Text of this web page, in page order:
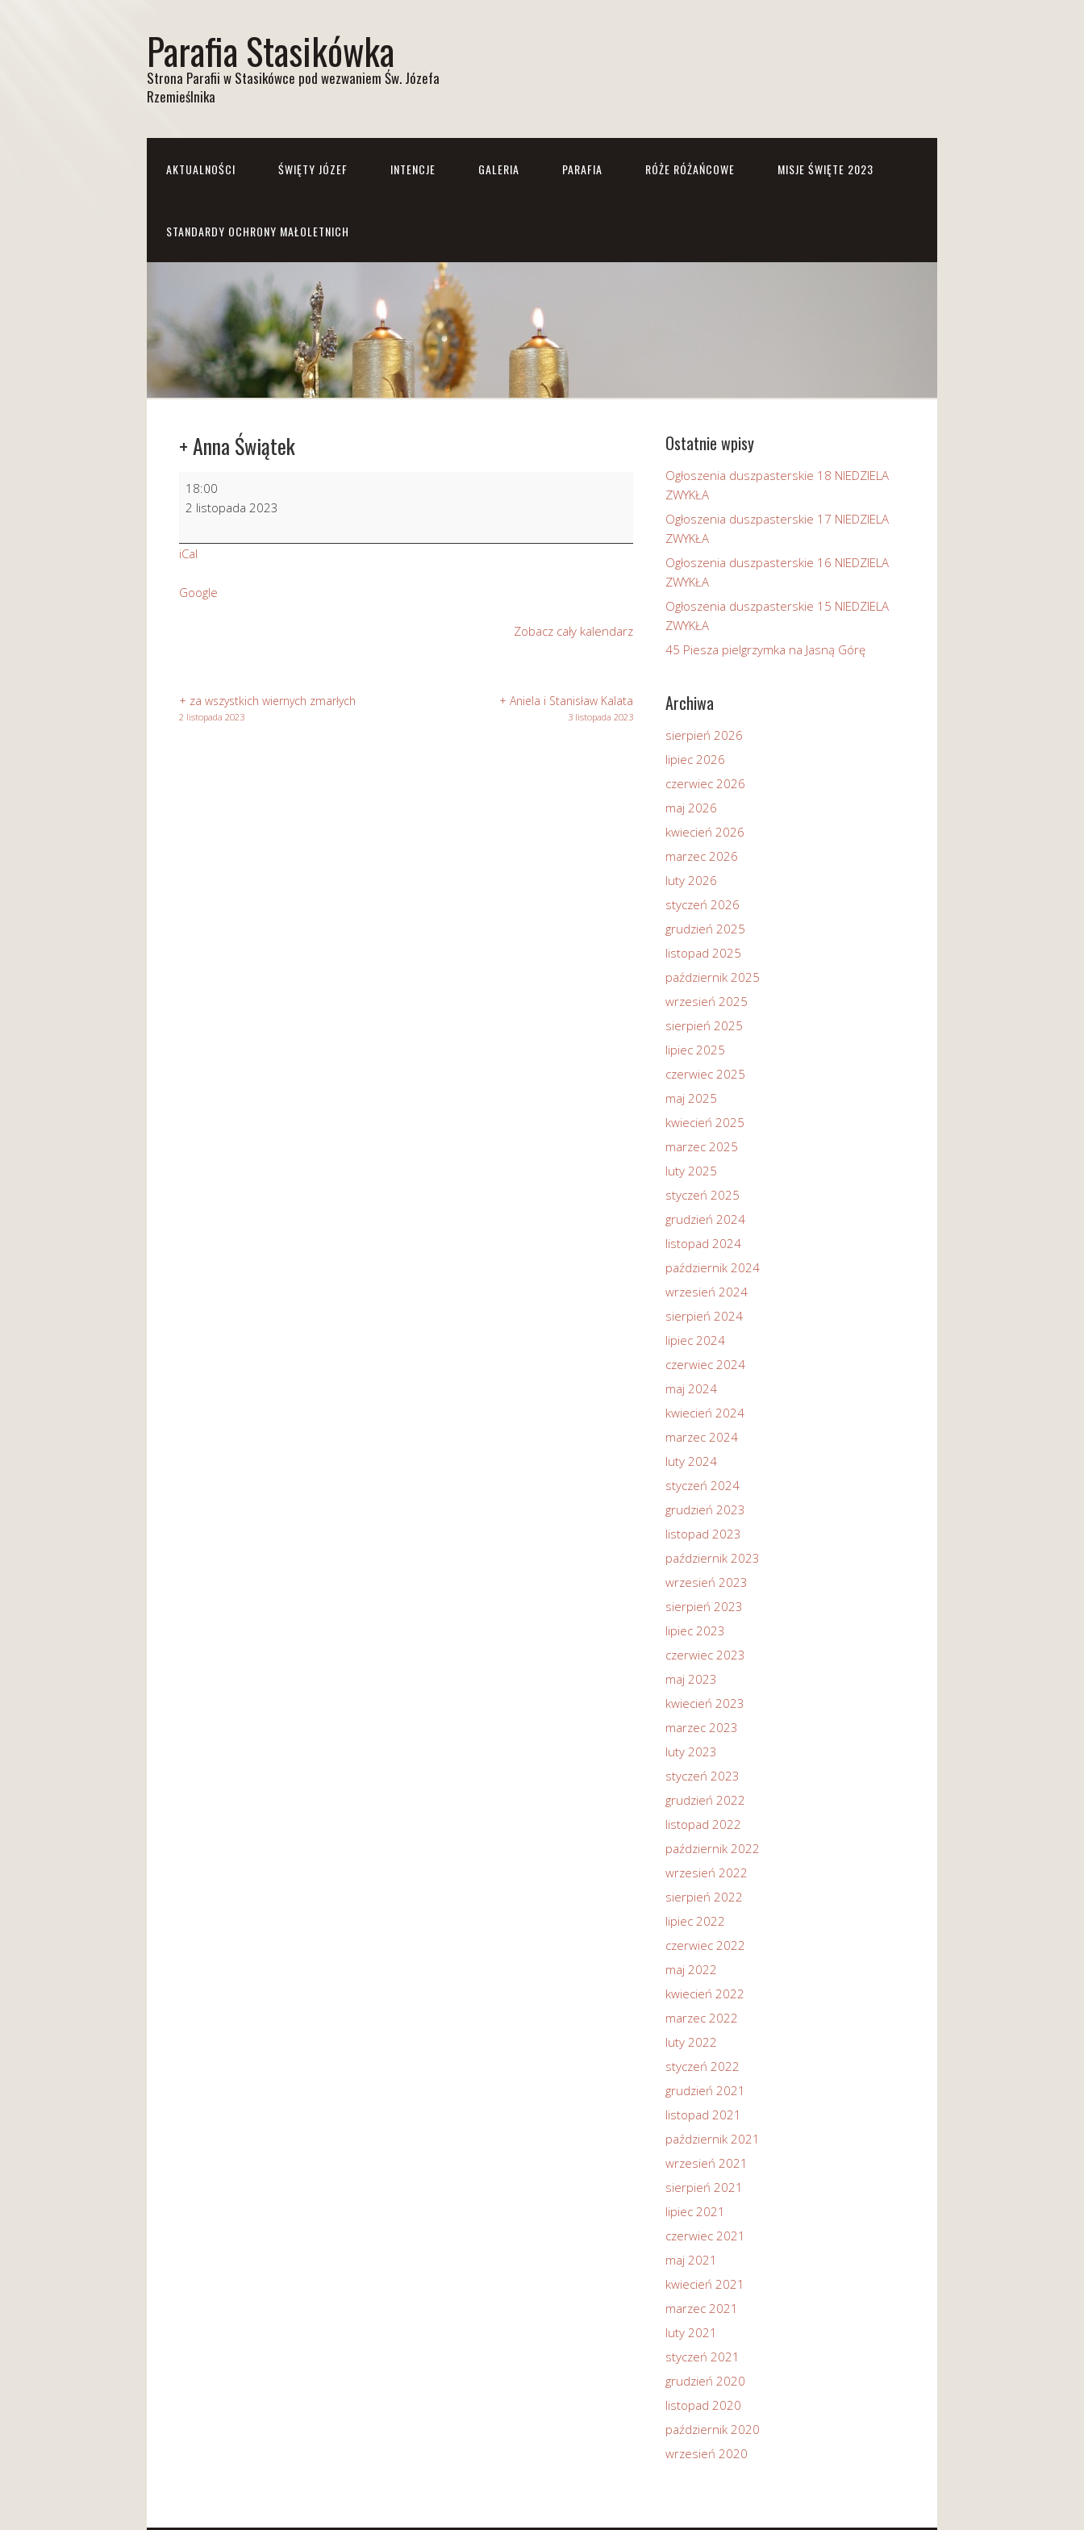
Parafia Stasikówka
Strona Parafii w Stasikówce pod wezwaniem Św. Józefa
Rzemieślnika
AKTUALNOŚCI ŚWIĘTY JÓZEF INTENCJE GALERIA PARAFIA RÓŻE RÓŻAŃCOWE MISJE ŚWIĘTE 2023
STANDARDY OCHRONY MAŁOLETNICH
+ Anna Świątek
Anna
18:00
2 listopada 2023
iCal
Google
Zobacz cały kalendarz
+ za wszystkich wiernych zmarłych
2 listopada 2023
+ Aniela i Stanisław Kalata
3 listopada 2023
Ostatnie wpisy
Ogłoszenia duszpasterskie 18 NIEDZIELA
ZWYKŁA
Ogłoszenia duszpasterskie 17 NIEDZIELA
ZWYKŁA
Ogłoszenia duszpasterskie 16 NIEDZIELA
ZWYKŁA
Ogłoszenia duszpasterskie 15 NIEDZIELA
ZWYKŁA
45 Piesza pielgrzymka na Jasną Górę
Archiwa
sierpień 2026
lipiec 2026
czerwiec 2026
maj 2026
kwiecień 2026
marzec 2026
luty 2026
styczeń 2026
grudzień 2025
listopad 2025
październik 2025
wrzesień 2025
sierpień 2025
lipiec 2025
czerwiec 2025
maj 2025
kwiecień 2025
marzec 2025
luty 2025
styczeń 2025
grudzień 2024
listopad 2024
październik 2024
wrzesień 2024
sierpień 2024
lipiec 2024
czerwiec 2024
maj 2024
kwiecień 2024
marzec 2024
luty 2024
styczeń 2024
grudzień 2023
listopad 2023
październik 2023
wrzesień 2023
sierpień 2023
lipiec 2023
czerwiec 2023
maj 2023
kwiecień 2023
marzec 2023
luty 2023
styczeń 2023
grudzień 2022
listopad 2022
październik 2022
wrzesień 2022
sierpień 2022
lipiec 2022
czerwiec 2022
maj 2022
kwiecień 2022
marzec 2022
luty 2022
styczeń 2022
grudzień 2021
listopad 2021
październik 2021
wrzesień 2021
sierpień 2021
lipiec 2021
czerwiec 2021
maj 2021
kwiecień 2021
marzec 2021
luty 2021
styczeń 2021
grudzień 2020
listopad 2020
październik 2020
wrzesień 2020